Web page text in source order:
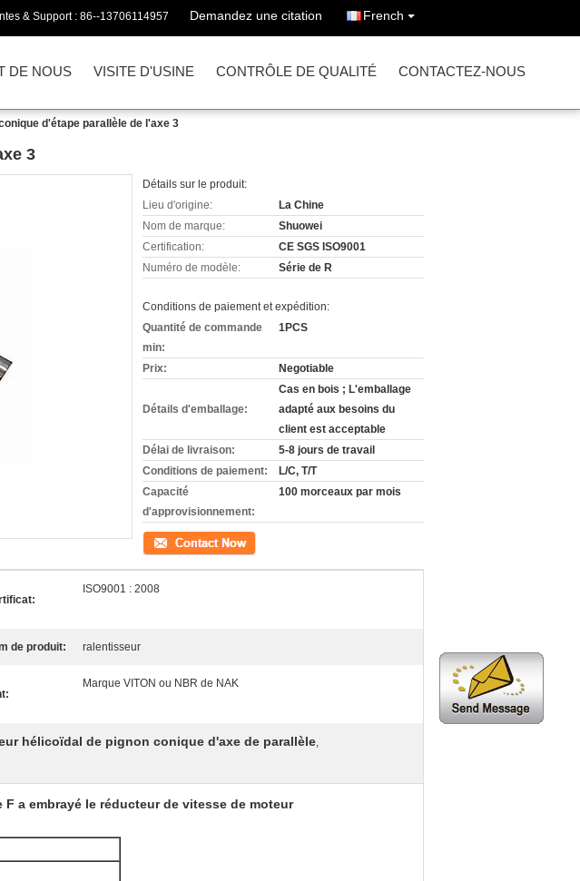
& Support : 86--13706114957 Demandez une citation French
DE NOUS VISITE D'USINE CONTRÔLE DE QUALITÉ CONTACTEZ-NOUS
d'étape parallèle de l'axe 3
3
Détails sur le produit:
Lieu d'origine:
La Chine
Nom de marque:
Shuowei
Certification:
CE SGS ISO9001
Numéro de modèle:
Série de R
Conditions de paiement et expédition:
Quantité de commande
min:
1PCS
Prix: Negotiable
Détails d'emballage:
Cas en bois ; L'emballage
adapté aux besoins du
client est acceptable
Délai de livraison:
5-8 jours de travail
Conditions de paiement:
L/C, T/T
Capacité
d'approvisionnement:
100 morceaux par mois
Contact
ISO9001 : 2008
de produit: ralentisseur
Marque VITON ou NBR de NAK
hélicoïdal de pignon conique d'axe de parallèle,
a embrayé le réducteur de vitesse de moteur